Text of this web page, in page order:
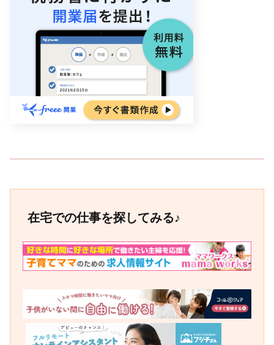
在宅での仕事を探してみる♪